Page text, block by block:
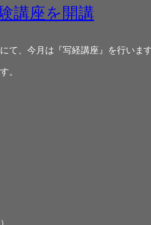
講座を開講
て、今月は『写経講座』を行いま
。